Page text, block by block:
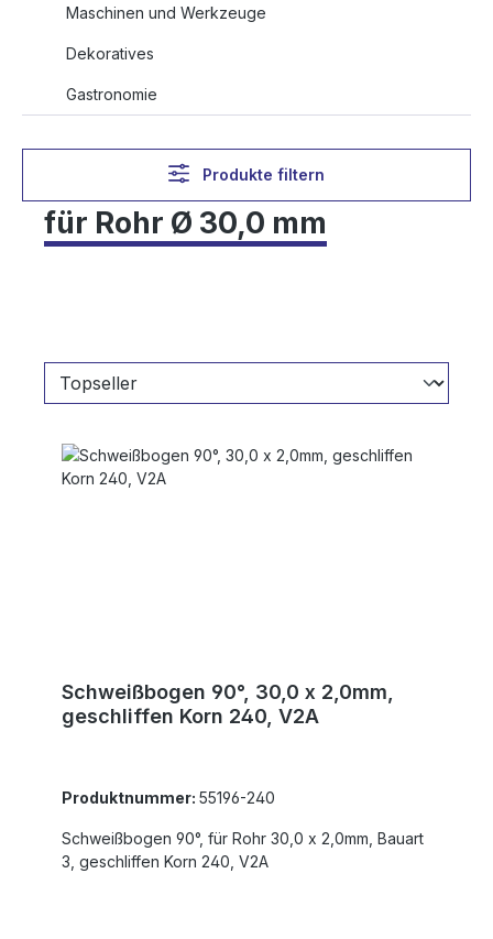
Maschinen und Werkzeuge
Dekoratives
Gastronomie
Produkte filtern
für Rohr Ø 30,0 mm
Schweißbogen 90°, 30,0 x 2,0mm,
geschliffen Korn 240, V2A
Produktnummer: 55196-240
Schweißbogen 90°, für Rohr 30,0 x 2,0mm, Bauart
3, geschliffen Korn 240, V2A